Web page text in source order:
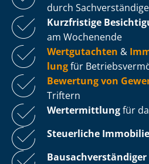
durch Sachverständige
Kurzfristige
am Wochenende
Wertgutachten &
lungfür
Bewertung von
Triftern
Wertermittlungfür
Steuerliche